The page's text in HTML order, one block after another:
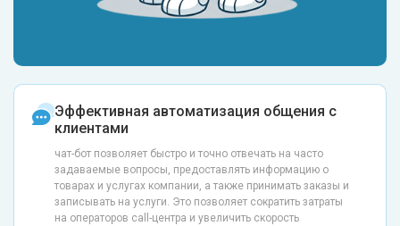
Эффективная автоматизация общения с
клиентами
чат-бот позволяет быстро и точно отвечать на часто
задаваемые вопросы, предоставлять информацию о
товарах и услугах компании, а также принимать заказы и
записывать на услуги. Это позволяет сократить затраты
на операторов call-центра и увеличить скорость